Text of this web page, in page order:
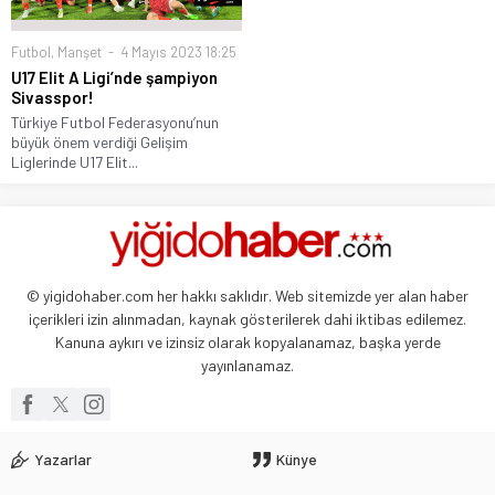
Futbol, Manşet 4 Mayıs 2023 18:25
U17 Elit A Ligi’nde şampiyon
Sivasspor!
Türkiye Futbol Federasyonu’nun
büyük önem verdiği Gelişim
Liglerinde U17 Elit...
© yigidohaber.com her hakkı saklıdır. Web sitemizde yer alan haber
içerikleri izin alınmadan, kaynak gösterilerek dahi iktibas edilemez.
Kanuna aykırı ve izinsiz olarak kopyalanamaz, başka yerde
yayınlanamaz.
Yazarlar Künye